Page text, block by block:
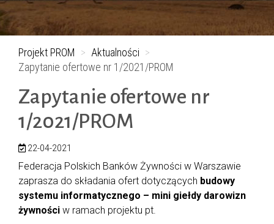
Projekt PROM > Aktualności >
Zapytanie ofertowe nr 1/2021/PROM
Zapytanie ofertowe nr
1/2021/PROM
22-04-2021
Federacja Polskich Banków Żywności w Warszawie
zaprasza do składania ofert dotyczących budowy
systemu informatycznego – mini giełdy darowizn
żywności w ramach projektu pt.